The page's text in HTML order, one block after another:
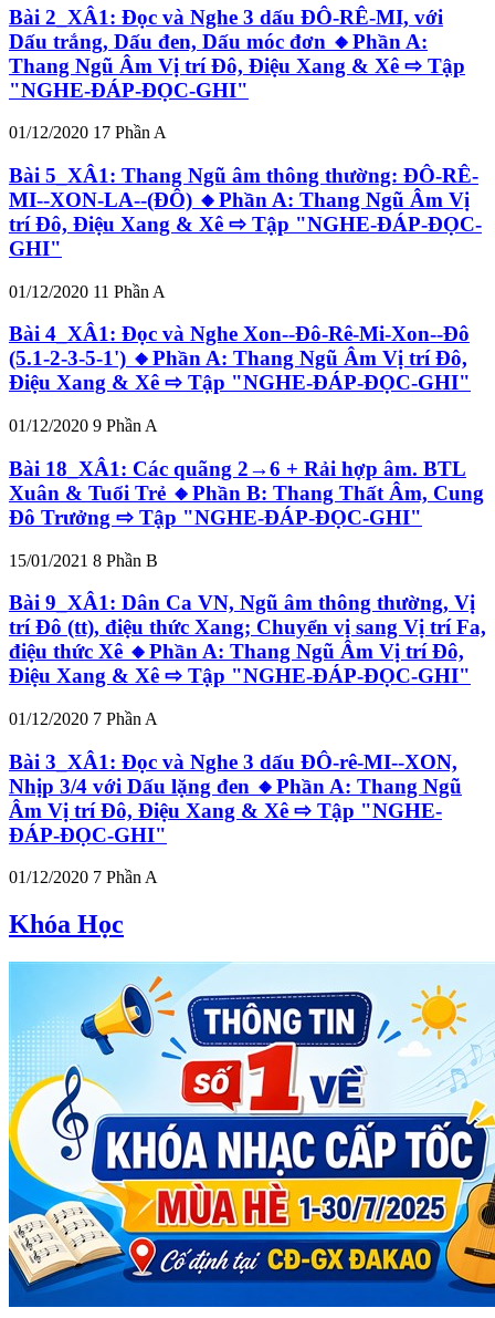
Bài 2_XÂ1: Đọc và Nghe 3 dấu ĐÔ-RÊ-MI, với
Dấu trắng, Dấu đen, Dấu móc đơn 🔸Phần A:
Thang Ngũ Âm Vị trí Đô, Điệu Xang & Xê ⇨ Tập
"NGHE-ĐÁP-ĐỌC-GHI"
01/12/2020 17 Phần A
Bài 5_XÂ1: Thang Ngũ âm thông thường: ĐÔ-RÊ-
MI--XON-LA--(ĐÔ) 🔸Phần A: Thang Ngũ Âm Vị
trí Đô, Điệu Xang & Xê ⇨ Tập "NGHE-ĐÁP-ĐỌC-
GHI"
01/12/2020 11 Phần A
Bài 4_XÂ1: Đọc và Nghe Xon--Đô-Rê-Mi-Xon--Đô
(5.1-2-3-5-1') 🔸Phần A: Thang Ngũ Âm Vị trí Đô,
Điệu Xang & Xê ⇨ Tập "NGHE-ĐÁP-ĐỌC-GHI"
01/12/2020 9 Phần A
Bài 18_XÂ1: Các quãng 2→6 + Rải hợp âm. BTL
Xuân & Tuổi Trẻ 🔸Phần B: Thang Thất Âm, Cung
Đô Trưởng ⇨ Tập "NGHE-ĐÁP-ĐỌC-GHI"
15/01/2021 8 Phần B
Bài 9_XÂ1: Dân Ca VN, Ngũ âm thông thường, Vị
trí Đô (tt), điệu thức Xang; Chuyển vị sang Vị trí Fa,
điệu thức Xê 🔸Phần A: Thang Ngũ Âm Vị trí Đô,
Điệu Xang & Xê ⇨ Tập "NGHE-ĐÁP-ĐỌC-GHI"
01/12/2020 7 Phần A
Bài 3_XÂ1: Đọc và Nghe 3 dấu ĐÔ-rê-MI--XON,
Nhịp 3/4 với Dấu lặng đen 🔸Phần A: Thang Ngũ
Âm Vị trí Đô, Điệu Xang & Xê ⇨ Tập "NGHE-
ĐÁP-ĐỌC-GHI"
01/12/2020 7 Phần A
Khóa Học